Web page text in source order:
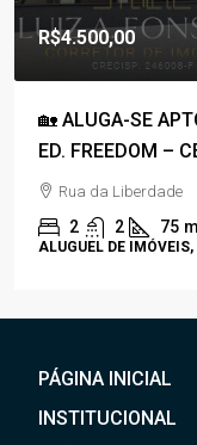
–
PÁGINA INICIAL
INSTITUCIONAL